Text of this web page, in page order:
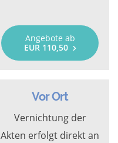
Angebote ab
EUR 110,50
Vor Ort
Vernichtung der
Akten erfolgt direkt an